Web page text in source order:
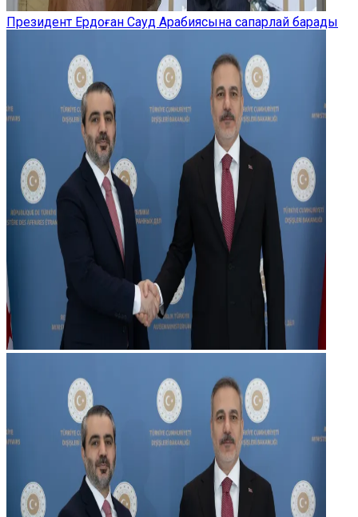
Президент Ердоған Сауд Арабиясына сапарлай барады